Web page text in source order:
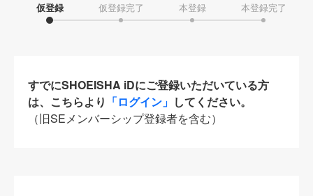
仮登録 仮登録完了 本登録 本登録完了
すでにSHOEISHA iDにご登録いただいている方
は、こちらより 「ログイン」 してください。
（旧SEメンバーシップ登録者を含む）